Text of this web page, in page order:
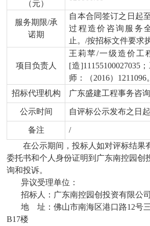
（元）
服务期限/承
诺期
自本合同签订之日起
过程造价咨询服务
止。/按招标文件要求
项目负责人
王莉苹/一级造价工
[造]11155100027035
师：（2016）1211096。
招标代理机构
广东盛建工程事务咨
公示时间 自评标公示发布之日
备注
/
在公示期间，投标人如对评标结果
委托书和个人身份证明到 广东南控园创
询和投诉。
异议受理单位 ：
招标人： 广东南控园创投资有限公司
地
址：佛山市南海区港口路12号
B17楼